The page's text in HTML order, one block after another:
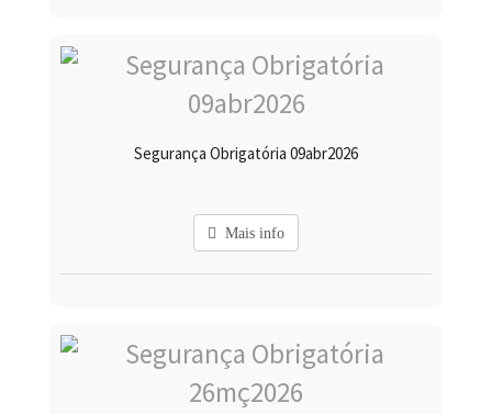
Segurança Obrigatória 09abr2026
Mais info